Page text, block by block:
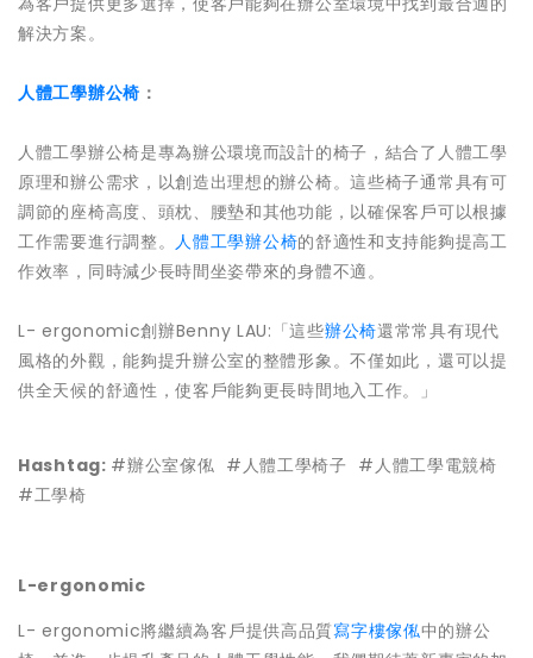
解決方案。
人體工學辦公椅 ：
人體工學辦公椅是專為辦公環境而設計的椅子，結合了人體工學
原理和辦公需求，以創造出理想的辦公椅。這些椅子通常具有可
調節的座椅高度、頭枕、腰墊和其他功能，以確保客戶可以根據
工作需要進行調整。 人體工學辦公椅的舒適性和支持能夠提高工
作效率，同時減少長時間坐姿帶來的身體不適。
L- ergonomic創辦Benny LAU:「這些辦公椅還常常具有現代
風格的外觀，能夠提升辦公室的整體形象。不僅如此，還可以提
供全天候的舒適性，使客戶能夠更長時間地入工作。」
Hashtag: #辦公室傢俬 #人體工學椅子 #人體工學電競椅
#工學椅
L-ergonomic
L- ergonomic將繼續為客戶提供高品質寫字樓傢俬中的辦公